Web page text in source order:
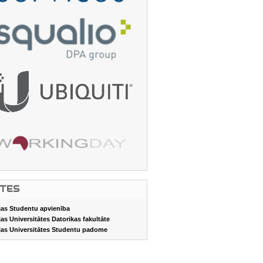
Studentu apvienība
Universitātes Datorikas fakultāte
Universitātes Studentu padome